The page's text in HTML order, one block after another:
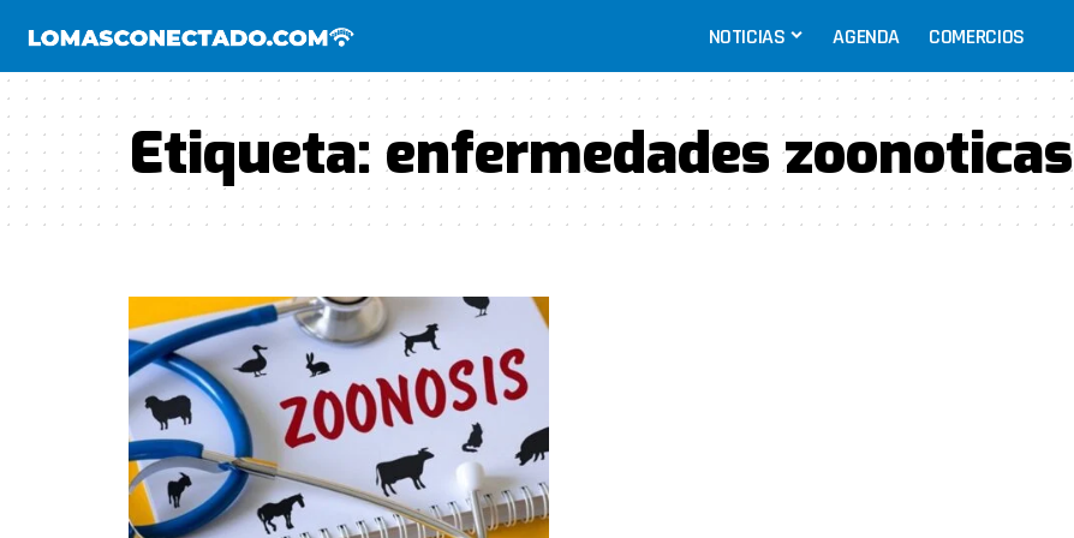
NOTICIAS AGENDA COMERCIOS
Etiqueta: enfermedades zoonoticas